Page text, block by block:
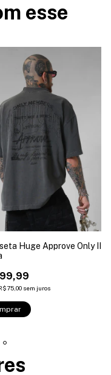
esse
Huge Approve Only II
sem juros